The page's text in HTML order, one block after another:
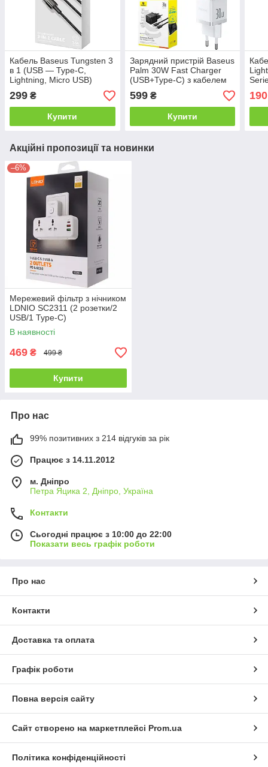
Кабель Baseus Tungsten 3
в 1 (USB — Type-C,
Lightning, Micro USB)
299 ₴
Купити
Зарядний пристрій Baseus
Palm 30W Fast Charger
(USB+Type-C) з кабелем
599₴
Купити
190
Акційні пропозиції та новинки
–6%
Мережевий фільтр з нічником
LDNIO SC2311 (2 розетки/2
USB/1 Type-C)
В наявності
469 ₴ 499 ₴
Купити
Про нас
99% позитивних з 214 відгуків за рік
Працює з 14.11.2012
м. Дніпро
Петра Яцика 2, Дніпро, Україна
Контакти
Сьогодні працює з 10:00 до 22:00
Показати весь графік роботи
Про нас
Контакти
Доставка та оплата
Графік роботи
Повна версія сайту
Сайт створено на маркетплейсі Prom.ua
Політика конфіденційності